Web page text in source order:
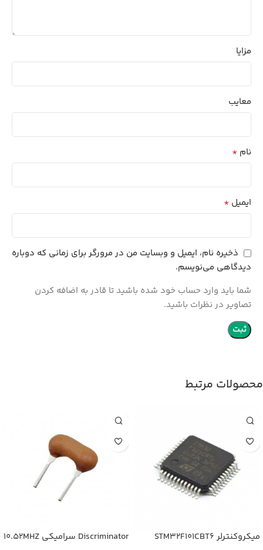
مزایا
معایب
نام *
ایمیل *
ذخیره نام، ایمیل و وبسایت من در مرورگر برای زمانی که دوباره
دیدگاهی می‌نویسم.
شما باید وارد حساب خود شده باشید تا قادر به اضافه کردن
تصاویر در نظرات باشید.
محصولات مرتبط
میکروکنترلر STM32F101CBT6 Discriminator سرامیکی 10.52MHZ